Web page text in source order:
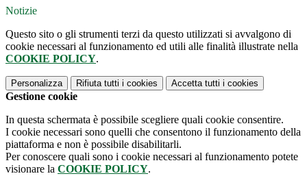
Notizie
Questo sito o gli strumenti terzi da questo utilizzati si avvalgono di
cookie necessari al funzionamento ed utili alle finalità illustrate nella
COOKIE POLICY.
Personalizza Rifiuta tutti i cookies Accetta tutti i cookies
Gestione cookie
In questa schermata è possibile scegliere quali cookie consentire.
I cookie necessari sono quelli che consentono il funzionamento della
piattaforma e non è possibile disabilitarli.
Per conoscere quali sono i cookie necessari al funzionamento potete
visionare la COOKIE POLICY.